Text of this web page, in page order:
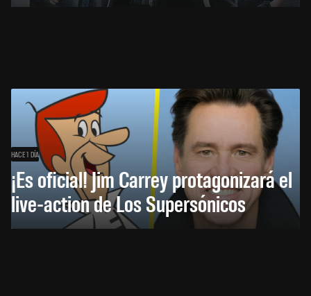
HACE 1 DÍA
¡Es oficial! Jim Carrey protagonizará el
live-action de Los Supersónicos